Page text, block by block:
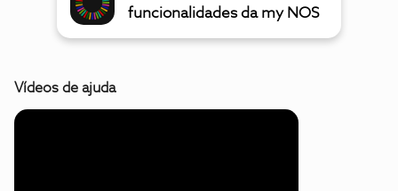
funcionalidades da my NOS
Vídeos de ajuda